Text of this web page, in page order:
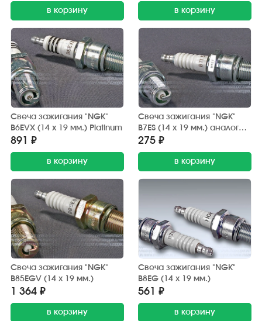
в корзину в корзину
Свеча зажигания "NGK"
B6EVX (14 х 19 мм.) Platinum
891 ₽
в корзину
Свеча зажигания "NGK"
B7ES (14 х 19 мм.) аналог
А23ДРМ
275 ₽
в корзину
Свеча зажигания "NGK"
B85EGV (14 х 19 мм.)
1 364 ₽
в корзину
Свеча зажигания "NGK"
B8EG (14 х 19 мм.)
561 ₽
в корзину